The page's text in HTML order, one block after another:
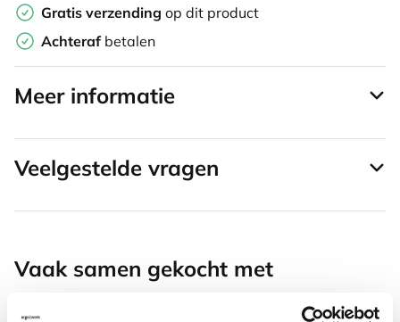
Gratis verzending op dit product
Achteraf betalen
Meer informatie
Veelgestelde vragen
Vaak samen gekocht met